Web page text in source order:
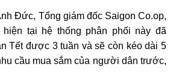
Đức, Tổng giám đốc Saigon Co.op,
tại hệ thống phân phối này đã
Tết được 3 tuần và sẽ còn kéo dài 5
cầu mua sắm của người dân trước,